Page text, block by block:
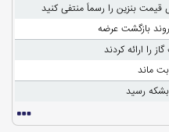
بنزین را رسماً منتفی کنید
بازگشت عرضه
را ارائه کردند
ماند